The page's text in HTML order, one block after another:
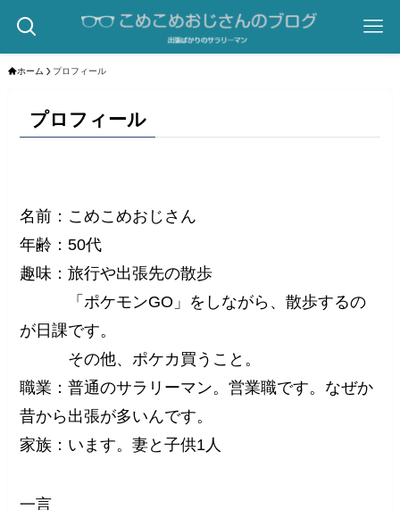
ホーム プロフィール
プロフィール
名前：こめこめおじさん
年齢：50代
趣味：旅行や出張先の散歩
「ポケモンGO」をしながら、散歩するの
が日課です。
その他、ポケカ買うこと。
職業：普通のサラリーマン。営業職です。なぜか
昔から出張が多いんです。
家族：います。妻と子供1人
一言